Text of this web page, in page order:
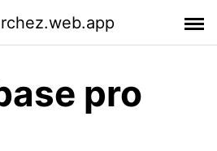
pro